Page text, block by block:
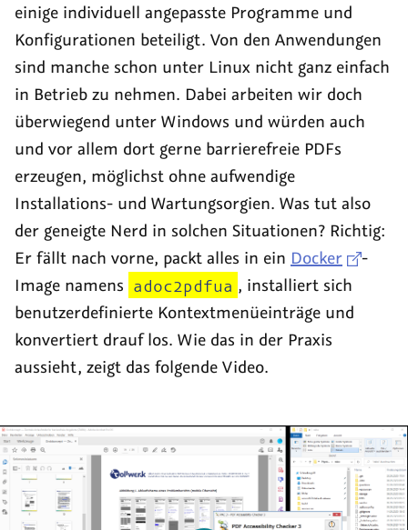
einige individuell angepasste Programme und
Konfigurationen beteiligt. Von den Anwendungen
sind manche schon unter Linux nicht ganz einfach
in Betrieb zu nehmen. Dabei arbeiten wir doch
überwiegend unter Windows und würden auch
und vor allem dort gerne barrierefreie PDFs
erzeugen, möglichst ohne aufwendige
Installations- und Wartungsorgien. Was tut also
der geneigte Nerd in solchen Situationen? Richtig:
Er fällt nach vorne, packt alles in ein Docker
-
Image namens adoc2pdfua , installiert sich
benutzerdefinierte Kontextmenüeinträge und
konvertiert drauf los. Wie das in der Praxis
aussieht, zeigt das folgende Video.